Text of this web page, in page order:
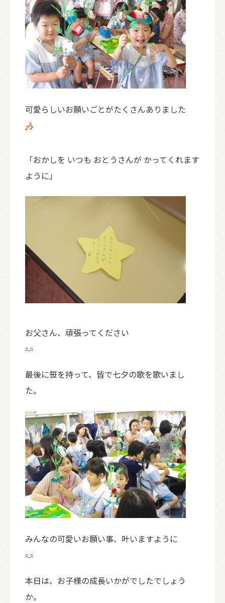
可愛らしいお願いごとがたくさんありました
「おかしを いつも おとうさんが かってくれます
ように」
お父さん、頑張ってください
最後に笹を持って、皆で七夕の歌を歌いまし
た。
みんなの可愛いお願い事、叶いますように
本日は、お子様の成長いかがでしたでしょう
か。